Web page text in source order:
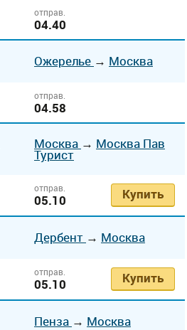
отправ.
04.40
Ожерелье → Москва
отправ.
04.58
Москва → Москва Пав
Турист
отправ.
05.10 Купить
Дербент → Москва
отправ.
05.10 Купить
Пенза → Москва